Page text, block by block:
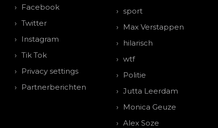
Facebook
Twitter
Instagram
Tik Tok
Privacy settings
Partnerberichten
sport
Max Verstappen
hilarisch
wtf
Politie
Jutta Leerdam
Monica Geuze
Alex Soze